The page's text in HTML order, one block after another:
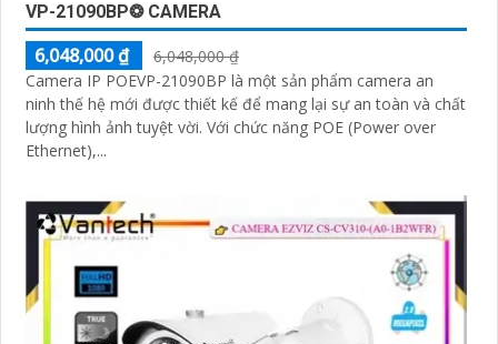
VP-21090BP❂ CAMERA
6,048,000 ₫
6,048,000 ₫
Camera IP POEVP-21090BP là một sản phẩm camera an
ninh thế hệ mới được thiết kế để mang lại sự an toàn và chất
lượng hình ảnh tuyệt vời. Với chức năng POE (Power over
Ethernet),...